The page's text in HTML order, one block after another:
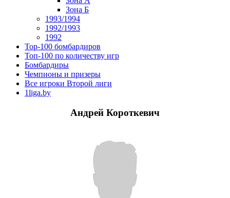
Зона Б
1993/1994
1992/1993
1992
Top-100 бомбардиров
Топ-100 по количеству игр
Бомбардиры
Чемпионы и призеры
Все игроки Второй лиги
1liga.by
Андрей Короткевич